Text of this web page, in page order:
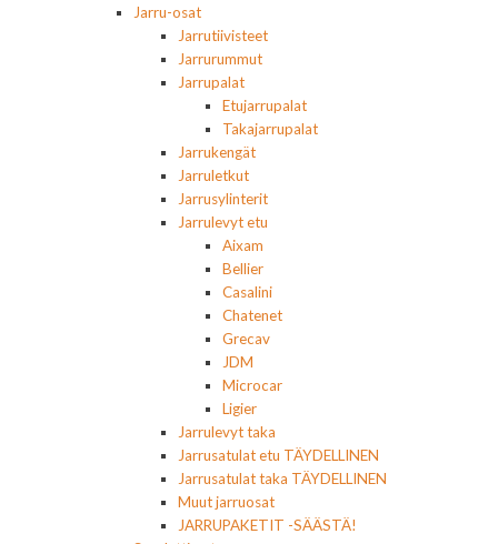
Jarru-osat
Jarrutiivisteet
Jarrurummut
Jarrupalat
Etujarrupalat
Takajarrupalat
Jarrukengät
Jarruletkut
Jarrusylinterit
Jarrulevyt etu
Aixam
Bellier
Casalini
Chatenet
Grecav
JDM
Microcar
Ligier
Jarrulevyt taka
Jarrusatulat etu TÄYDELLINEN
Jarrusatulat taka TÄYDELLINEN
Muut jarruosat
JARRUPAKETIT -SÄÄSTÄ!